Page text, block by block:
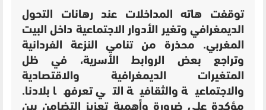
توقفت هاته المداخلات عند رهانات التحول
الديمغرافي وتغير الأدوار الاجتماعية داخل البيت
المغربي. محذرة من تنامي النزعة الفردانية
وتراجع بعض الروابط الأسرية، في ظل
المتغيرات الديمغرافية والاقتصادية
والاجتماعية والثقافية التي تعرفها بلادنا.
مؤكدة على ضرورة وأهمية تعزيز التضامن بين